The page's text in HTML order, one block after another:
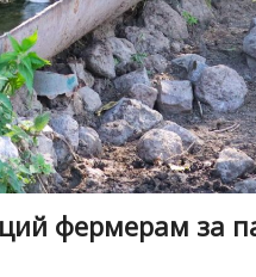
фермерам за